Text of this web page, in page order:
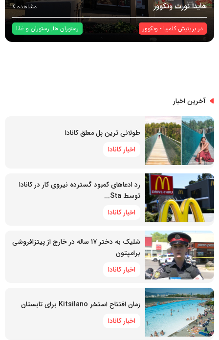
هایدا نورث ونکوور مشاهده
در بریتیش کلمبیا - ونکوور رستوران ها, رستوران و غذا
آخرین اخبار
طولانی ترین پل معلق کانادا
اخبار کانادا
رد ادعاهای کمبود گسترده نیروی کار در کانادا
توسط Sta...
اخبار کانادا
شلیک به دختر ۱۷ ساله در خارج از پیتزافروشی
برامپتون
اخبار کانادا
زمان افتتاح استخر Kitsilano برای تابستان
اخبار کانادا